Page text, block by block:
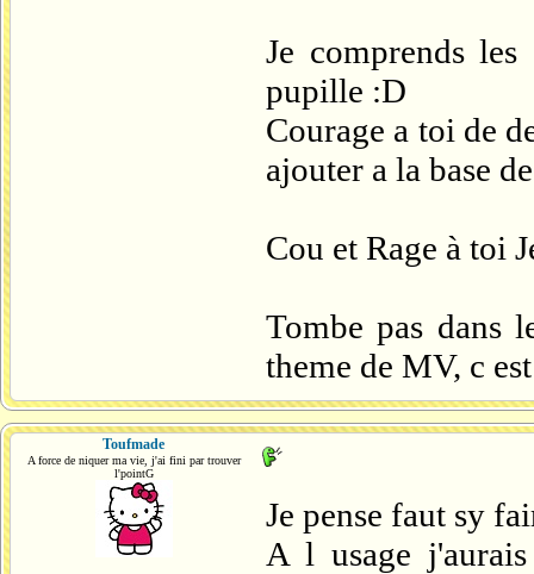
Je comprends
pupille :D
Courage a toi de
ajouter a la base
Cou et Rage à toi
Tombe pas dans
theme de MV, c
Toufmade
A force de niquer ma vie, j'ai fini par trouver
l'pointG
Je pense faut sy
A l usage